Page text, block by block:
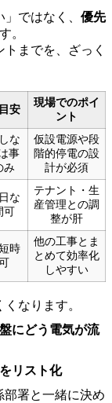
ではなく、 優先
。
までを、ざっく
安
現場でのポイ
ント
な
事
み
仮設電源や段
階的停電の設
計が必須
な
可
テナント・生
産管理との調
整が肝
時
他の工事とま
とめて効率化
しやすい
なります。
にどう電気が流
リスト化
署と一緒に決め